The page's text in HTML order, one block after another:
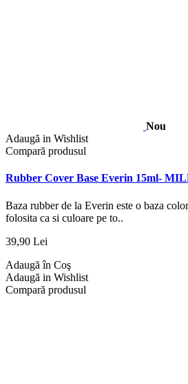
Nou
Adaugă in Wishlist
Compară produsul
Rubber Cover Base Everin 15ml-
Baza rubber de la Everin este o baza
folosita ca si culoare pe to..
39,90 Lei
Adaugă în Coş
Adaugă in Wishlist
Compară produsul